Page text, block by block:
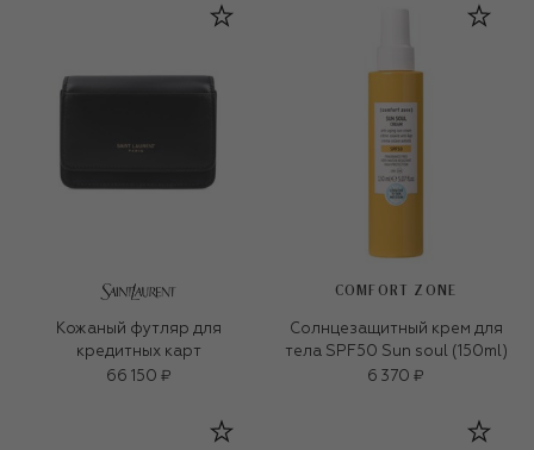
Кожаный футляр для
кредитных карт
66 150 ₽
COMFORT ZONE
Солнцезащитный крем для
тела SPF50 Sun soul (150ml)
6 370 ₽